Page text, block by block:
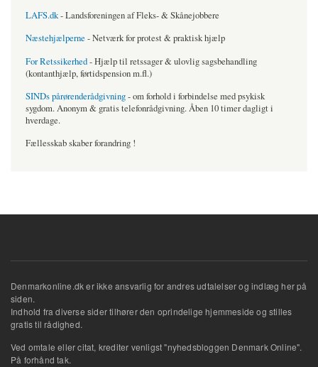
LAFS.dk- Landsforeningen af Fleks- & Skånejobbere
Næstehjælperne - Netværk for protest & praktisk hjælp
For Retssikerhed- Hjælp til retssager & ulovlig sagsbehandling
(kontanthjælp, førtidspension m.fl.)
SINDs pårørenderådgivning- om forhold i forbindelse med psykisk
sygdom. Anonym & gratis telefonrådgivning. Åben 10 timer dagligt i
hverdage.
Fællesskab skaber forandring !
Denmarkonline.dk er ikke ansvarlig for andres udtalelser og indlæg her på
siden.
Indhold fra diverse sider tilhører den oprindelige hjemmeside og stilles
gratis til rådighed.
Ved omtale eller citat, krediter venligst "nyhedsbloggen Denmark Online".
På forhånd tak.